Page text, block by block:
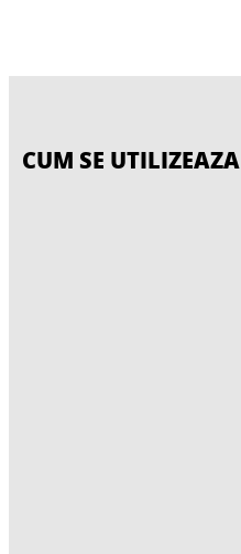
CUM SE UTILIZEAZA